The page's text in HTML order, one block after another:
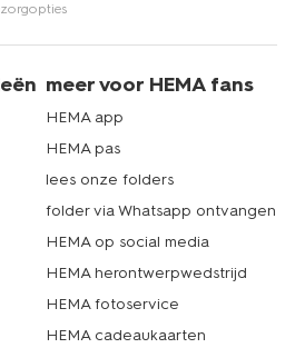
meer voor HEMA fans
HEMA app
HEMA pas
lees onze folders
folder via Whatsapp ontvangen
HEMA op social media
HEMA herontwerpwedstrijd
HEMA fotoservice
HEMA cadeaukaarten